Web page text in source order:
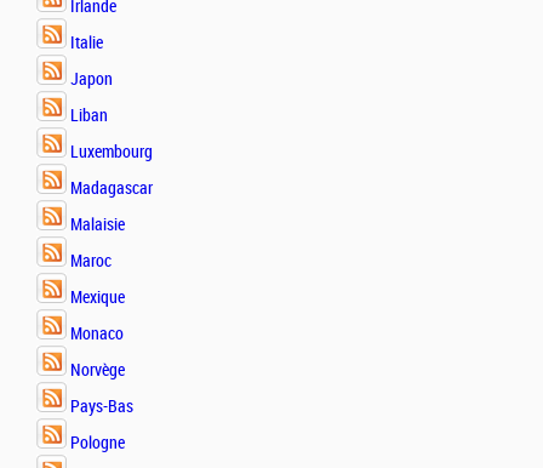
Irlande
Italie
Japon
Liban
Luxembourg
Madagascar
Malaisie
Maroc
Mexique
Monaco
Norvège
Pays-Bas
Pologne